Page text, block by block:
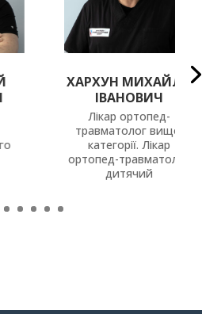
ХАРХУН МИХАЙЛО
ІВАНОВИЧ
Лікар ортопед-
травматолог вищої
категорії. Лікар
ортопед-травматолог
дитячий